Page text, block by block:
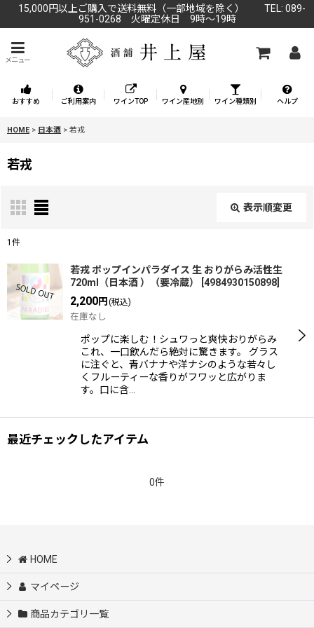
15,000円以上ご購入で送料無料（一部地域を除く） TEL: 089-
951-0268 火曜定休日 9時～19時
メニュー
おすすめ ご利用案内 ワインTOP ワイン産地別 ワイン種類別 ヘルプ
HOME > 日本酒 > 若戎
若戎
表示順変更
表示数:
並び順
絞り込む
1 件
若戎 ポップインパラダイス 生 おりがらみ活性生
720ml（日本酒 ）（要冷蔵）
4984930150898
2,200円 (税込)
在庫なし
ポップに楽しむ！シュワっと爽快おりがらみ
これ、一口飲んだら絶対に驚きます。 グラス
に注ぐと、青バナナや洋ナシのような若々し
くフルーティーな香りがフワッと広がりま
す。口に含…
最近チェックしたアイテム
0件
HOME
マイページ
商品カテゴリ一覧